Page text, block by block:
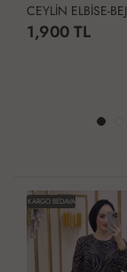
CEYLİN ELBİSE-BEJ
1,900 TL
KARGO BEDAVA